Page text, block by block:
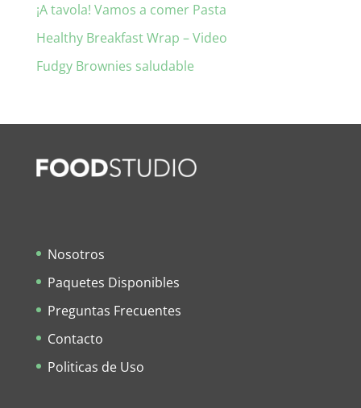
¡A tavola! Vamos a comer Pasta
Healthy Breakfast Wrap – Video
Fudgy Brownies saludable
Nosotros
Paquetes Disponibles
Preguntas Frecuentes
Contacto
Politicas de Uso